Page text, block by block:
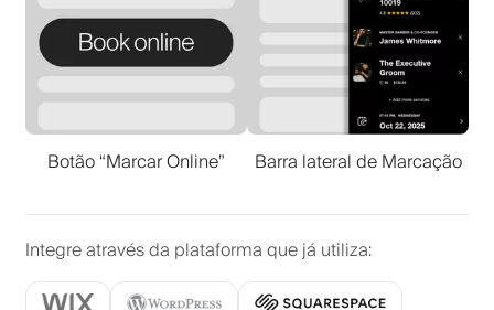
Botão “Marcar Online” Barra lateral de Marcação
Integre através da plataforma que já utiliza: